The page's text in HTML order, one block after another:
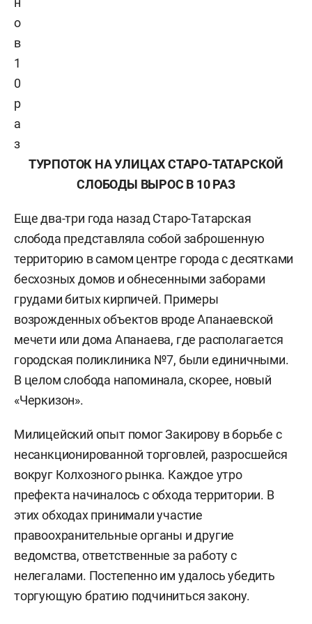
о
в
1
0
р
а
з
ТУРПОТОК НА УЛИЦАХ СТАРО-ТАТАРСКОЙ
СЛОБОДЫ ВЫРОС В 10 РАЗ
Еще два-три года назад Старо-Татарская
слобода представляла собой заброшенную
территорию в самом центре города с десятками
бесхозных домов и обнесенными заборами
грудами битых кирпичей. Примеры
возрожденных объектов вроде Апанаевской
мечети или дома Апанаева, где располагается
городская поликлиника №7, были единичными.
В целом слобода напоминала, скорее, новый
«Черкизон».
Милицейский опыт помог Закирову в борьбе с
несанкционированной торговлей, разросшейся
вокруг Колхозного рынка. Каждое утро
префекта начиналось с обхода территории. В
этих обходах принимали участие
правоохранительные органы и другие
ведомства, ответственные за работу с
нелегалами. Постепенно им удалось убедить
торгующую братию подчиниться закону.